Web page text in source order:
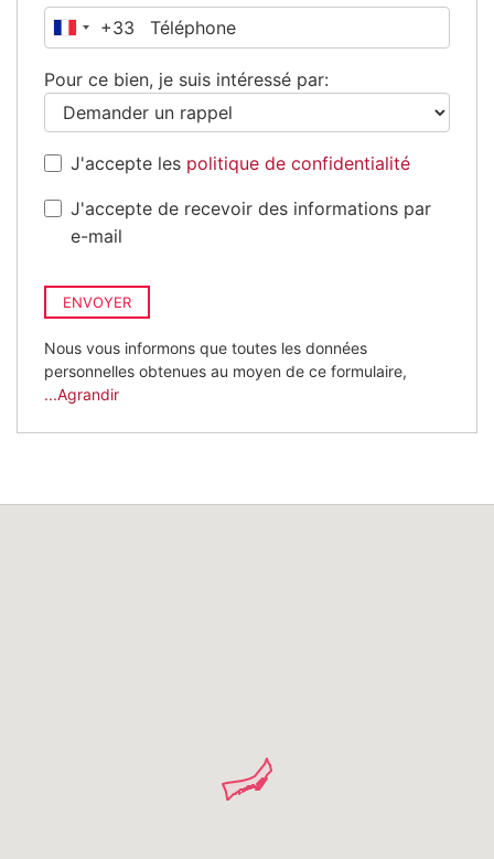
France
+33
Pour ce bien, je suis intéressé par:
J'accepte les politique de confidentialité
J'accepte de recevoir des informations par
e-mail
ENVOYER
Nous vous informons que toutes les données
personnelles obtenues au moyen de ce formulaire,
...Agrandir